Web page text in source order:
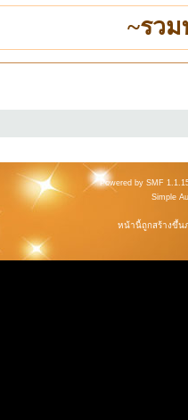
~รว
Powered by SMF
Simple
หน้านี้ถูกสร้างขึ้น